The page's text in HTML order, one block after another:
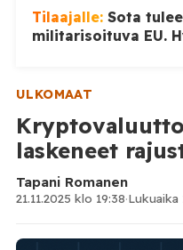
Tilaajalle: Sota
militarisoituva EU.
ULKOMAAT
laskeneet
Tapani Romanen
21.11.2025 klo 19:38·Lukuaika